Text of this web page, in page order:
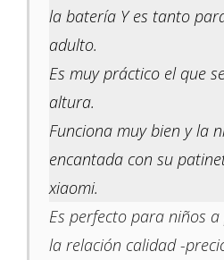
la batería Y es tanto
adulto.
Es muy práctico el que
altura.
Funciona muy bien y la
encantada con su
xiaomi.
Es perfecto para niños
la relación calidad -